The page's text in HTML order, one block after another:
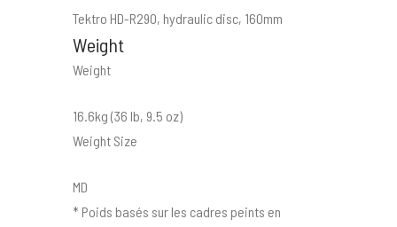
Tektro HD-R290, hydraulic disc, 160mm
Weight
Weight
16.6kg (36 lb, 9.5 oz)
Weight Size
MD
* Poids basés sur les cadres peints en